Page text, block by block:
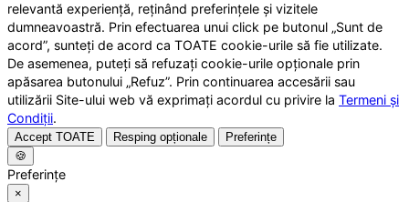
relevantă experiență, reținând preferințele și vizitele
dumneavoastră. Prin efectuarea unui click pe butonul „Sunt de
acord”, sunteți de acord ca TOATE cookie-urile să fie utilizate.
De asemenea, puteți să refuzați cookie-urile opționale prin
apăsarea butonului „Refuz”. Prin continuarea accesării sau
utilizării Site-ului web vă exprimați acordul cu privire la Termeni și
Condiții.
Accept TOATE Resping opționale
Preferințe
🍪
Preferințe
×